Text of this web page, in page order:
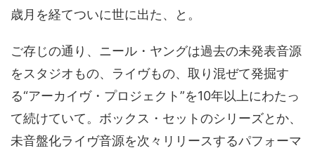
歳月を経てついに世に出た、と。
ご存じの通り、ニール・ヤングは過去の未発表音源
をスタジオもの、ライヴもの、取り混ぜて発掘す
る“アーカイヴ・プロジェクト”を10年以上にわたっ
て続けていて。ボックス・セットのシリーズとか、
未音盤化ライヴ音源を次々リリースするパフォーマ